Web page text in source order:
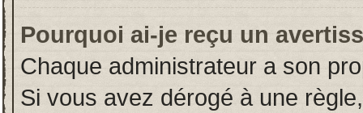
Pourquoi ai-je reçu un
Chaque administrateur a son
Si vous avez dérogé à une